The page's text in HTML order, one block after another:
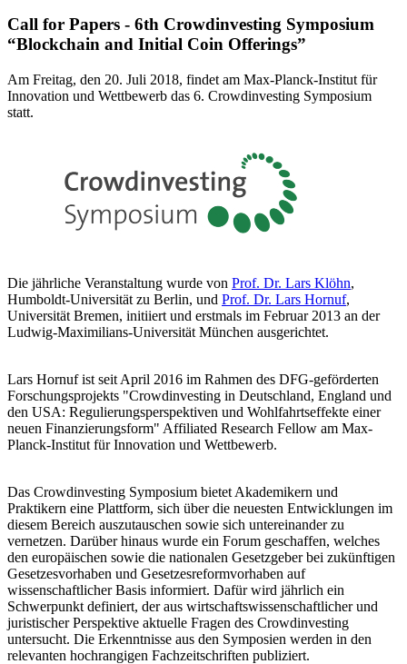
Call for Papers - 6th Crowdinvesting Symposium
“Blockchain and Initial Coin Offerings”
Am Freitag, den 20. Juli 2018, findet am Max-Planck-Institut für
Innovation und Wettbewerb das 6. Crowdinvesting Symposium
statt.
Die jährliche Veranstaltung wurde von Prof. Dr. Lars Klöhn,
Humboldt-Universität zu Berlin, und Prof. Dr. Lars Hornuf,
Universität Bremen, initiiert und erstmals im Februar 2013 an der
Ludwig-Maximilians-Universität München ausgerichtet.
Lars Hornuf ist seit April 2016 im Rahmen des DFG-geförderten
Forschungsprojekts "Crowdinvesting in Deutschland, England und
den USA: Regulierungsperspektiven und Wohlfahrtseffekte einer
neuen Finanzierungsform" Affiliated Research Fellow am Max-
Planck-Institut für Innovation und Wettbewerb.
Das Crowdinvesting Symposium bietet Akademikern und
Praktikern eine Plattform, sich über die neuesten Entwicklungen im
diesem Bereich auszutauschen sowie sich untereinander zu
vernetzen. Darüber hinaus wurde ein Forum geschaffen, welches
den europäischen sowie die nationalen Gesetzgeber bei zukünftigen
Gesetzesvorhaben und Gesetzesreformvorhaben auf
wissenschaftlicher Basis informiert. Dafür wird jährlich ein
Schwerpunkt definiert, der aus wirtschaftswissenschaftlicher und
juristischer Perspektive aktuelle Fragen des Crowdinvesting
untersucht. Die Erkenntnisse aus den Symposien werden in den
relevanten hochrangigen Fachzeitschriften publiziert.